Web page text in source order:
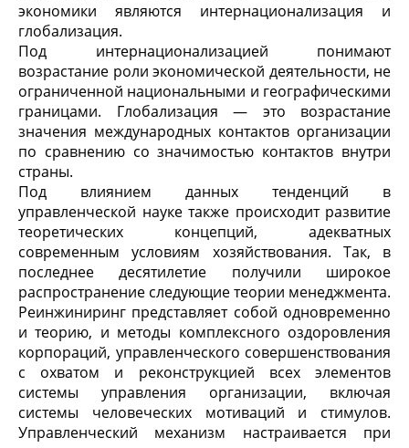
экономики являются интернационализация и
глобализация.
Под интернационализацией понимают
возрастание роли экономической деятельности, не
ограниченной национальными и географическими
границами. Глобализация — это возрастание
значения международных контактов организации
по сравнению со значимостью контактов внутри
страны.
Под влиянием данных тенденций в
управленческой науке также происходит развитие
теоретических концепций, адекватных
современным условиям хозяйствования. Так, в
последнее десятилетие получили широкое
распространение следующие теории менеджмента.
Реинжиниринг представляет собой одновременно
и теорию, и методы комплексного оздоровления
корпораций, управленческого совершенствования
с охватом и реконструкцией всех элементов
системы управления организации, включая
системы человеческих мотиваций и стимулов.
Управленческий механизм настраивается при